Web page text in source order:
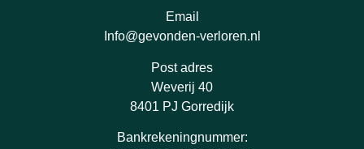
Email
Info@gevonden-verloren.nl
Post adres
Weverij 40
8401 PJ Gorredijk
Bankrekeningnummer: